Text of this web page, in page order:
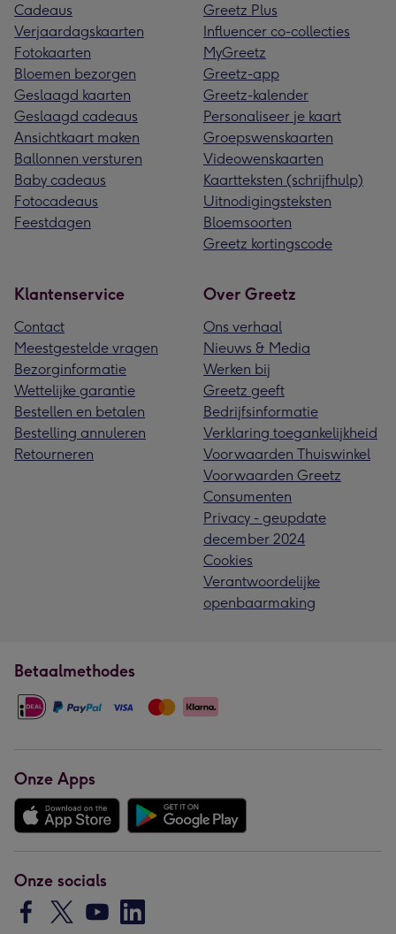
Cadeaus
Verjaardagskaarten
Fotokaarten
Bloemen bezorgen
Geslaagd kaarten
Geslaagd cadeaus
Ansichtkaart maken
Ballonnen versturen
Baby cadeaus
Fotocadeaus
Feestdagen
Greetz Plus
Influencer co-collecties
MyGreetz
Greetz-app
Greetz-kalender
Personaliseer je kaart
Groepswenskaarten
Videowenskaarten
Kaartteksten (schrijfhulp)
Uitnodigingsteksten
Bloemsoorten
Greetz kortingscode
Klantenservice
Contact
Meestgestelde vragen
Bezorginformatie
Wettelijke garantie
Bestellen en betalen
Bestelling annuleren
Retourneren
Over Greetz
Ons verhaal
Nieuws & Media
Werken bij
Greetz geeft
Bedrijfsinformatie
Verklaring toegankelijkheid
Voorwaarden Thuiswinkel
Voorwaarden Greetz
Consumenten
Privacy - geupdate
december 2024
Cookies
Verantwoordelijke
openbaarmaking
Betaalmethodes
Onze Apps
Onze socials